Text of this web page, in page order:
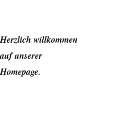
Herzlich willkommen
auf unserer
Homepage.